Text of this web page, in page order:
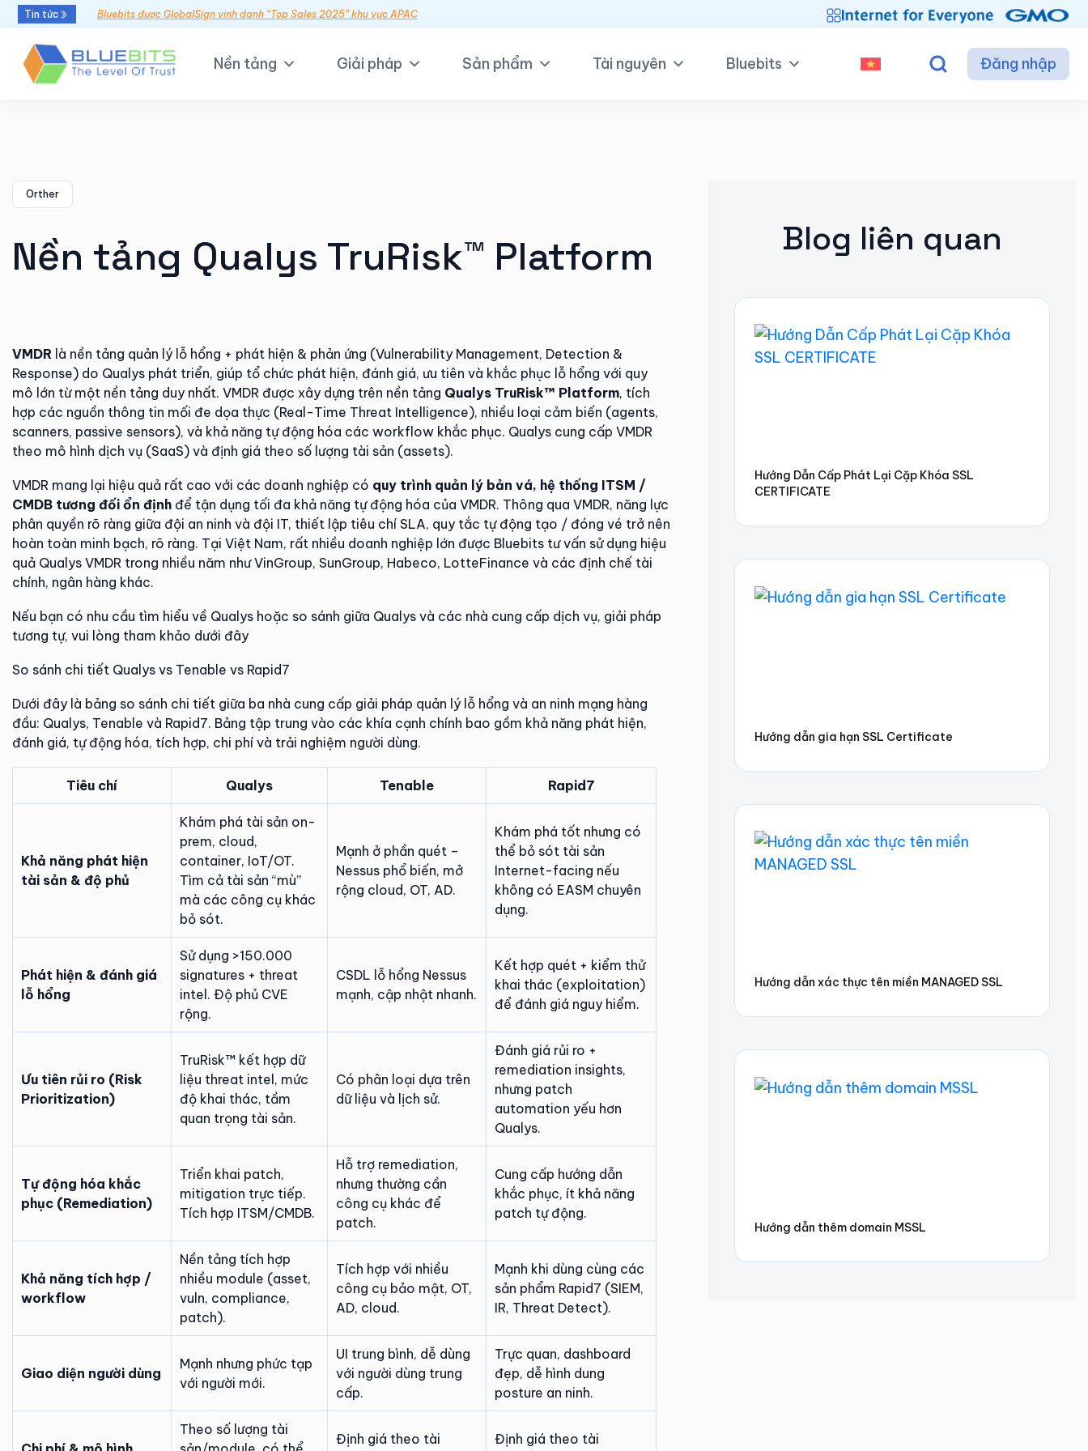
Tin tức Bluebits được GlobalSign vinh danh “Top Sales 2025” khu vực APAC
Nền tảng Giải pháp Sản phẩm Tài nguyên Bluebits Đăng nhập
Orther
Nền tảng Qualys TruRisk™ Platform
VMDR là nền tảng quản lý lỗ hổng + phát hiện & phản ứng (Vulnerability Management, Detection &
Response) do Qualys phát triển, giúp tổ chức phát hiện, đánh giá, ưu tiên và khắc phục lỗ hổng với quy
mô lớn từ một nền tảng duy nhất. VMDR được xây dựng trên nền tảng Qualys TruRisk™ Platform, tích
hợp các nguồn thông tin mối đe dọa thực (Real-Time Threat Intelligence), nhiều loại cảm biến (agents,
scanners, passive sensors), và khả năng tự động hóa các workflow khắc phục. Qualys cung cấp VMDR
theo mô hình dịch vụ (SaaS) và định giá theo số lượng tài sản (assets).
VMDR mang lại hiệu quả rất cao với các doanh nghiệp có quy trình quản lý bản vá, hệ thống ITSM /
CMDB tương đối ổn định để tận dụng tối đa khả năng tự động hóa của VMDR. Thông qua VMDR, năng lực
phân quyền rõ ràng giữa đội an ninh và đội IT, thiết lập tiêu chí SLA, quy tắc tự động tạo / đóng vé trở nên
hoàn toàn minh bạch, rõ ràng. Tại Việt Nam, rất nhiều doanh nghiệp lớn được Bluebits tư vấn sử dụng hiệu
quả Qualys VMDR trong nhiều năm như VinGroup, SunGroup, Habeco, LotteFinance và các định chế tài
chính, ngân hàng khác.
Nếu bạn có nhu cầu tìm hiểu về Qualys hoặc so sánh giữa Qualys và các nhà cung cấp dịch vụ, giải pháp
tương tự, vui lòng tham khảo dưới đây
So sánh chi tiết Qualys vs Tenable vs Rapid7
Dưới đây là bảng so sánh chi tiết giữa ba nhà cung cấp giải pháp quản lý lỗ hổng và an ninh mạng hàng
đầu: Qualys, Tenable và Rapid7. Bảng tập trung vào các khía cạnh chính bao gồm khả năng phát hiện,
đánh giá, tự động hóa, tích hợp, chi phí và trải nghiệm người dùng.
Tiêu chí Qualys Tenable Rapid7
Khả năng phát hiện
tài sản & độ phủ
Khám phá tài sản on-
prem, cloud,
container, IoT/OT.
Tìm cả tài sản “mù”
mà các công cụ khác
bỏ sót.
Mạnh ở phần quét –
Nessus phổ biến, mở
rộng cloud, OT, AD.
Khám phá tốt nhưng có
thể bỏ sót tài sản
Internet-facing nếu
không có EASM chuyên
dụng.
Phát hiện & đánh giá
lỗ hổng
Sử dụng >150.000
signatures + threat
intel. Độ phủ CVE
rộng.
CSDL lỗ hổng Nessus
mạnh, cập nhật nhanh.
Kết hợp quét + kiểm thử
khai thác (exploitation)
để đánh giá nguy hiểm.
Ưu tiên rủi ro (Risk
Prioritization)
TruRisk™ kết hợp dữ
liệu threat intel, mức
độ khai thác, tầm
quan trọng tài sản.
Có phân loại dựa trên
dữ liệu và lịch sử.
Đánh giá rủi ro +
remediation insights,
nhưng patch
automation yếu hơn
Qualys.
Tự động hóa khắc
phục (Remediation)
Triển khai patch,
mitigation trực tiếp.
Tích hợp ITSM/CMDB.
Hỗ trợ remediation,
nhưng thường cần
công cụ khác để
patch.
Cung cấp hướng dẫn
khắc phục, ít khả năng
patch tự động.
Khả năng tích hợp /
workflow
Nền tảng tích hợp
nhiều module (asset,
vuln, compliance,
patch).
Tích hợp với nhiều
công cụ bảo mật, OT,
AD, cloud.
Mạnh khi dùng cùng các
sản phẩm Rapid7 (SIEM,
IR, Threat Detect).
Giao diện người dùng
Mạnh nhưng phức tạp
với người mới.
UI trung bình, dễ dùng
với người dùng trung
cấp.
Trực quan, dashboard
đẹp, dễ hình dung
posture an ninh.
Theo số lượng tài
Định giá theo tài
Định giá theo tài
Blog liên quan
Hướng Dẫn Cấp Phát Lại Cặp Khóa SSL
CERTIFICATE
Hướng dẫn gia hạn SSL Certificate
Hướng dẫn xác thực tên miền MANAGED SSL
Hướng dẫn thêm domain MSSL